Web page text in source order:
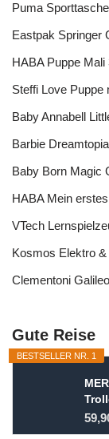
Puma
Eastpak Springer
HABA Puppe Mali
Steffi Love Puppe
Baby Annabell
Barbie
Baby Born Magic
HABA Mein
VTech
Kosmos Elektro
Clementoni
Gute Reise
BESTSELLER NR. 1